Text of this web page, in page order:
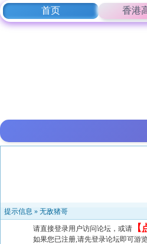
首页 香港
提示信息 » 无敌猪哥
请直接登录用户访问论坛，或请 【
如果您已注册,请先登录论坛即可游